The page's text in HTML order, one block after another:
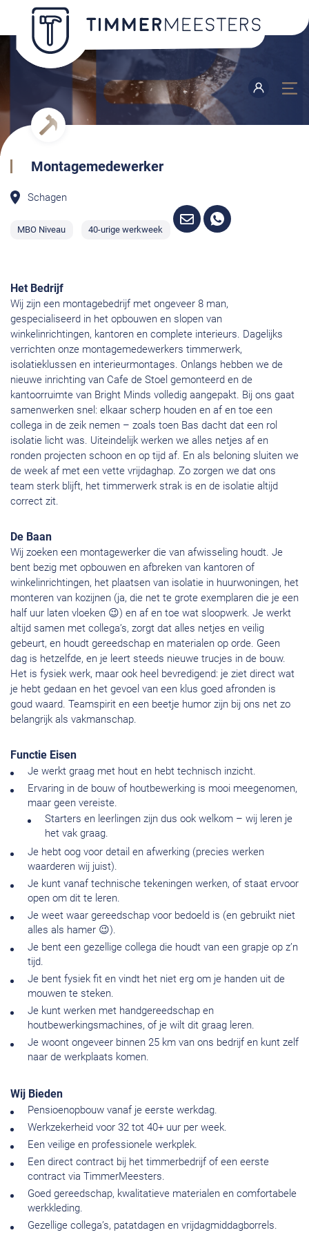
Montagemedewerker
Schagen
MBO Niveau 40-urige werkweek
Het Bedrijf
Wij zijn een montagebedrijf met ongeveer 8 man,
gespecialiseerd in het opbouwen en slopen van
winkelinrichtingen, kantoren en complete interieurs. Dagelijks
verrichten onze montagemedewerkers timmerwerk,
isolatieklussen en interieurmontages. Onlangs hebben we de
nieuwe inrichting van Cafe de Stoel gemonteerd en de
kantoorruimte van Bright Minds volledig aangepakt. Bij ons gaat
samenwerken snel: elkaar scherp houden en af en toe een
collega in de zeik nemen – zoals toen Bas dacht dat een rol
isolatie licht was. Uiteindelijk werken we alles netjes af en
ronden projecten schoon en op tijd af. En als beloning sluiten we
de week af met een vette vrijdaghap. Zo zorgen we dat ons
team sterk blijft, het timmerwerk strak is en de isolatie altijd
correct zit.
De Baan
Wij zoeken een montagewerker die van afwisseling houdt. Je
bent bezig met opbouwen en afbreken van kantoren of
winkelinrichtingen, het plaatsen van isolatie in huurwoningen, het
monteren van kozijnen (ja, die net te grote exemplaren die je een
half uur laten vloeken 😉) en af en toe wat sloopwerk. Je werkt
altijd samen met collega’s, zorgt dat alles netjes en veilig
gebeurt, en houdt gereedschap en materialen op orde. Geen
dag is hetzelfde, en je leert steeds nieuwe trucjes in de bouw.
Het is fysiek werk, maar ook heel bevredigend: je ziet direct wat
je hebt gedaan en het gevoel van een klus goed afronden is
goud waard. Teamspirit en een beetje humor zijn bij ons net zo
belangrijk als vakmanschap.
Functie Eisen
Je werkt graag met hout en hebt technisch inzicht.
Ervaring in de bouw of houtbewerking is mooi meegenomen,
maar geen vereiste.
Starters en leerlingen zijn dus ook welkom – wij leren je
het vak graag.
Je hebt oog voor detail en afwerking (precies werken
waarderen wij juist).
Je kunt vanaf technische tekeningen werken, of staat ervoor
open om dit te leren.
Je weet waar gereedschap voor bedoeld is (en gebruikt niet
alles als hamer 😉).
Je bent een gezellige collega die houdt van een grapje op z’n
tijd.
Je bent fysiek fit en vindt het niet erg om je handen uit de
mouwen te steken.
Je kunt werken met handgereedschap en
houtbewerkingsmachines, of je wilt dit graag leren.
Je woont ongeveer binnen 25 km van ons bedrijf en kunt zelf
naar de werkplaats komen.
Wij Bieden
Pensioenopbouw vanaf je eerste werkdag.
Werkzekerheid voor 32 tot 40+ uur per week.
Een veilige en professionele werkplek.
Een direct contract bij het timmerbedrijf of een eerste
contract via TimmerMeesters.
Goed gereedschap, kwalitatieve materialen en comfortabele
werkkleding.
Gezellige collega’s, patatdagen en vrijdagmiddagborrels.